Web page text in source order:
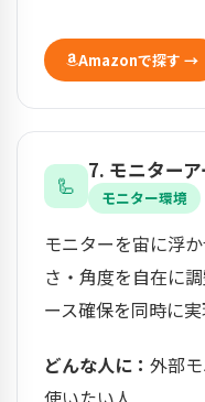
Amazonで探す →
🦾
7. モニターア
モニター環境
モニターを宙に浮
さ・角度を自在に
ース確保を同時に実
どんな人に： 外部